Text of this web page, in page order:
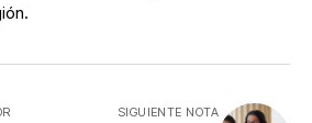
SIGUIENTE NOTA